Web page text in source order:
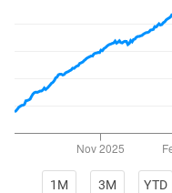
1M 3M YTD